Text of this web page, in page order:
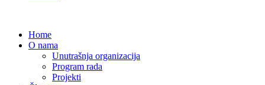
Home
O nama
Unutrašnja organizacija
Program rada
Projekti